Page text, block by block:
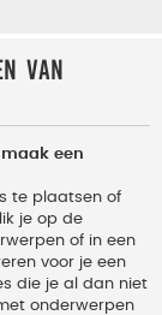
van
een
te plaatsen of
je op de
of in een
voor je een
die je al dan niet
onderwerpen